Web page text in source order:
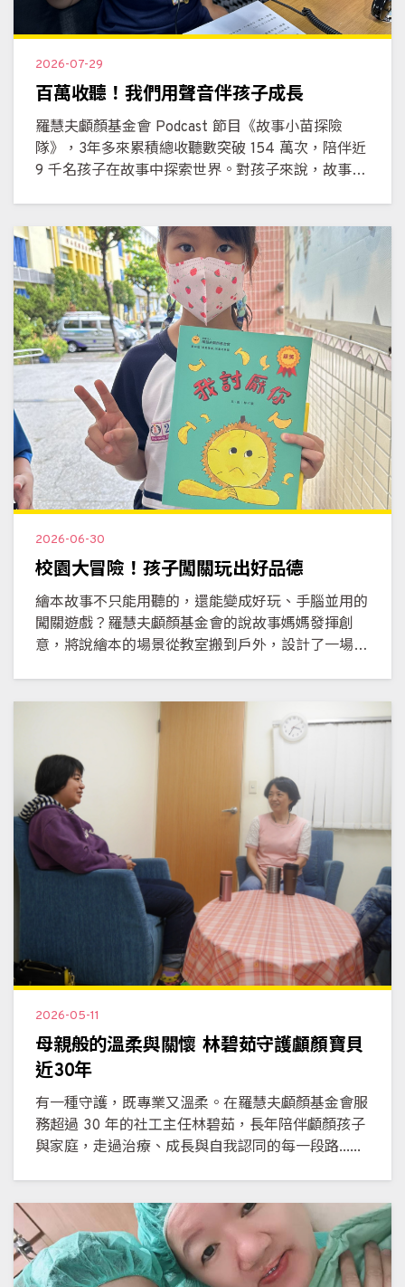
2026-07-29
百萬收聽！我們用聲音伴孩子成長
羅慧夫顱顏基金會 Podcast 節目《故事小苗探險
隊》，3年多來累積總收聽數突破 154 萬次，陪伴近
9 千名孩子在故事中探索世界。對孩子來說，故事的
2026-06-30
校園大冒險！孩子闖關玩出好品德
繪本故事不只能用聽的，還能變成好玩、手腦並用的
闖關遊戲？羅慧夫顱顏基金會的說故事媽媽發揮創
意，將說繪本的場景從教室搬到戶外，設計了一場別
2026-05-11
母親般的溫柔與關懷 林碧茹守護顱顏寶貝
近30年
有一種守護，既專業又溫柔。在羅慧夫顱顏基金會服
務超過 30 年的社工主任林碧茹，長年陪伴顱顏孩子
與家庭，走過治療、成長與自我認同的每一段路......